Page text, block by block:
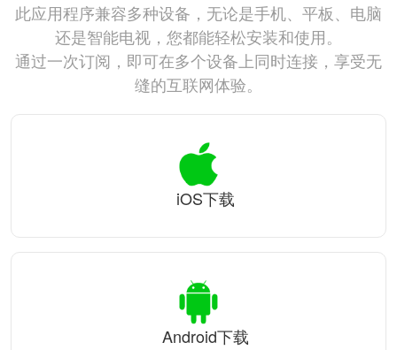
此应用程序兼容多种设备，无论是手机、平板、电脑
还是智能电视，您都能轻松安装和使用。
通过一次订阅，即可在多个设备上同时连接，享受无
缝的互联网体验。
iOS下载
Android下载